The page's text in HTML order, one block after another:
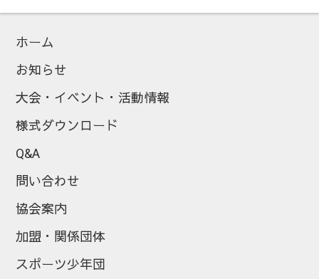
ホーム
お知らせ
大会・イベント・活動情報
様式ダウンロード
Q&A
問い合わせ
協会案内
加盟・関係団体
スポーツ少年団